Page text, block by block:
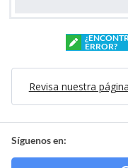
ERROR?
Revisa nuestra
Síguenos en: